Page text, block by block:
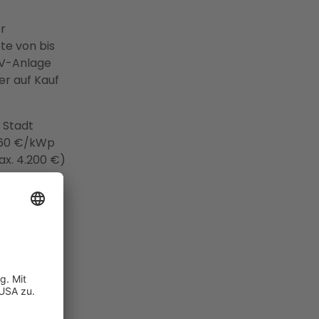
von bis
Anlage
auf Kauf
€/kWp
4.200 €)
gestellt
sich